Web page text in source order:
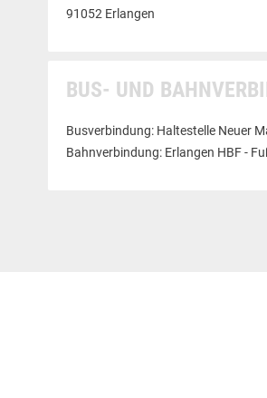
91052 Erlangen
BUS- UND
Busverbindung: Haltestelle Neuer
Bahnverbindung: Erlangen HBF -